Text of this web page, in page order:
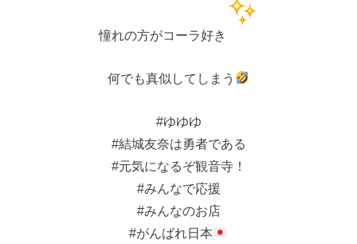
憧れの方がコーラ好き
何でも真似してしまう
#ゆゆゆ
#結城友奈は勇者である
#元気になるぞ観音寺！
#みんなで応援
#みんなのお店
#がんばれ日本